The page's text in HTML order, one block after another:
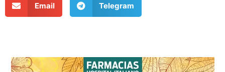
Email Telegram